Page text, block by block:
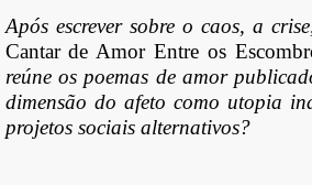
Após escrever sobre o caos, a
Cantar de Amor Entre os
reúne os poemas de amor
dimensão do afeto como utopia
projetos sociais alternativos?